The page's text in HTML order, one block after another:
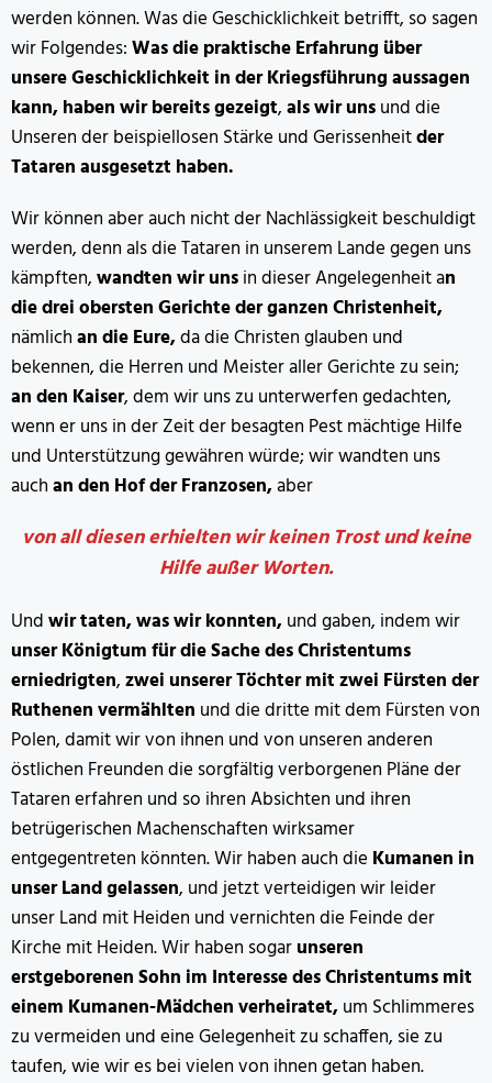
werden können. Was die Geschicklichkeit betrifft, so sagen
wir Folgendes:Was die praktische Erfahrung über
unsere Geschicklichkeit in der Kriegsführung aussagen
kann, haben wir bereits gezeigt,als wir unsund die
Unseren der beispiellosen Stärke und Gerissenheitder
Tataren ausgesetzt haben.
Wir können aber auch nicht der Nachlässigkeit beschuldigt
werden, denn als die Tataren in unserem Lande gegen uns
kämpften,wandten wir unsin dieser Angelegenheit an
die drei obersten Gerichte der ganzen Christenheit,
nämlichan die Eure,da die Christen glauben und
bekennen, die Herren und Meister aller Gerichte zu sein;
an den Kaiser, dem wir uns zu unterwerfen gedachten,
wenn er uns in der Zeit der besagten Pest mächtige Hilfe
und Unterstützung gewähren würde; wir wandten uns
auchan den Hof der Franzosen,aber
von all diesen erhielten wir keinen Trost und keine
Hilfe außer Worten.
Undwir taten, was wir konnten,und gaben, indem wir
unser Königtum für die Sache des Christentums
erniedrigten,zwei unserer Töchter mit zwei Fürsten der
Ruthenenvermählten und die dritte mit dem Fürsten von
Polen, damit wir von ihnen und von unseren anderen
östlichen Freunden die sorgfältig verborgenen Pläne der
Tataren erfahren und so ihren Absichten und ihren
betrügerischen Machenschaften wirksamer
entgegentreten könnten. Wir haben auch die Kumanen in
unser Land gelassen, und jetzt verteidigen wir leider
unser Land mit Heiden und vernichten die Feinde der
Kirche mit Heiden. Wir haben sogarunseren
erstgeborenen Sohn im Interesse des Christentums mit
einem Kumanen-Mädchen verheiratet,um Schlimmeres
zu vermeiden und eine Gelegenheit zu schaffen, sie zu
taufen, wie wir es bei vielen von ihnen getan haben.